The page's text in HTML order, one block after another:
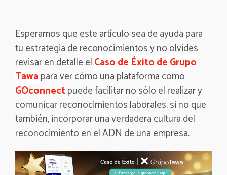
Esperamos que este artículo sea de ayuda para
tu estrategia de reconocimientos y no olvides
revisar en detalle elCaso de Éxito de Grupo
Tawapara ver cómo una plataforma como
GOconnectpuede facilitar no sólo el realizar y
comunicar reconocimientos laborales, si no que
también, incorporar una verdadera cultura del
reconocimiento en el ADN de una empresa.